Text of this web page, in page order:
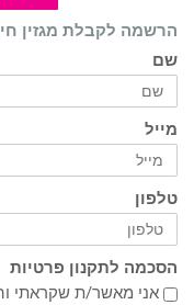
הרשמה לקבלת מגזין
שם
מייל
טלפון
הסכמה לתקנון פרטיות
אני מאשר/ת שקראתי